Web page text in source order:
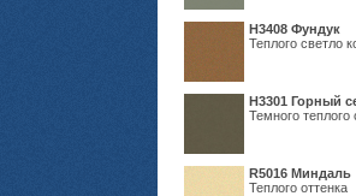
Н3408 Фундук
Теплого светло
Н3301 Горный
Темного теплого
R5016 Миндаль
Теплого оттенка